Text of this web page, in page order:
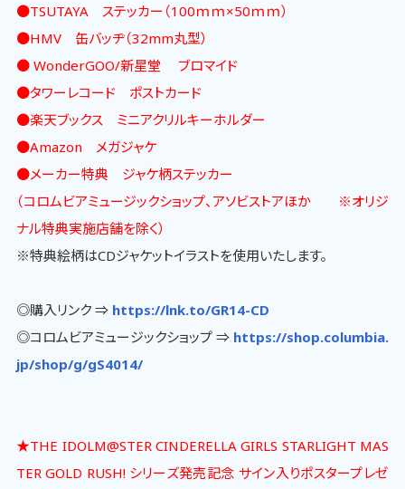
●TSUTAYA ステッカー（100ｍｍ×50ｍｍ）
●HMV 缶バッヂ（32mm丸型）
● WonderGOO/新星堂 ブロマイド
●タワーレコード ポストカード
●楽天ブックス ミニアクリルキーホルダー
●Amazon メガジャケ
●メーカー特典 ジャケ柄ステッカー
（コロムビアミュージックショップ、アソビストアほか ※オリジ
ナル特典実施店舗を除く）
※特典絵柄はCDジャケットイラストを使用いたします。
◎購入リンク ⇒ https://lnk.to/GR14-CD
◎コロムビアミュージックショップ ⇒ https://shop.columbia.
jp/shop/g/gS4014/
★THE IDOLM@STER CINDERELLA GIRLS STARLIGHT MAS
TER GOLD RUSH! シリーズ発売記念 サイン入りポスタープレゼ